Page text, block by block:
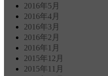
2016年5月
2016年4月
2016年3月
2016年2月
2016年1月
2015年12月
2015年11月